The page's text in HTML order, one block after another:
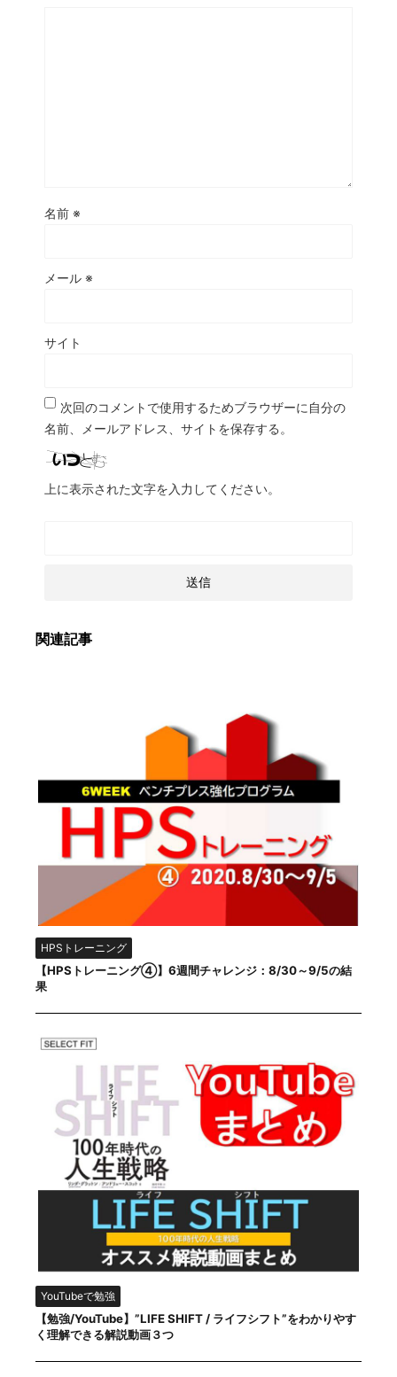
名前 ※
メール ※
サイト
次回のコメントで使用するためブラウザーに自分の
名前、メールアドレス、サイトを保存する。
上に表示された文字を入力してください。
関連記事
HPSトレーニング
【HPSトレーニング④】6週間チャレンジ：8/30～9/5の結
果
YouTubeで勉強
【勉強/YouTube】”LIFE SHIFT / ライフシフト”をわかりやす
く理解できる解説動画３つ